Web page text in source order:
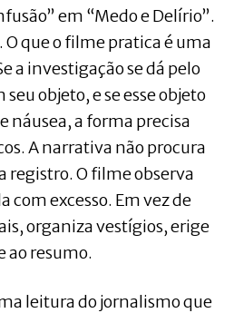
em “Medo e Delírio”.
que o filme pratica é uma
a investigação se dá pelo
objeto, e se esse objeto
náusea, a forma precisa
A narrativa não procura
registro. O filme observa
com excesso. Em vez de
organiza vestígios, erige
ao resumo.
leitura do jornalismo que